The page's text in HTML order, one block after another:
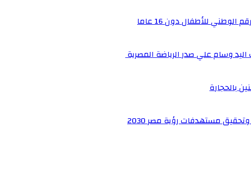
للأطفال دون 16 عاما
وسام علي صدر الرياضة المصرية
بالحجارة
مستهدفات رؤية مصر 2030